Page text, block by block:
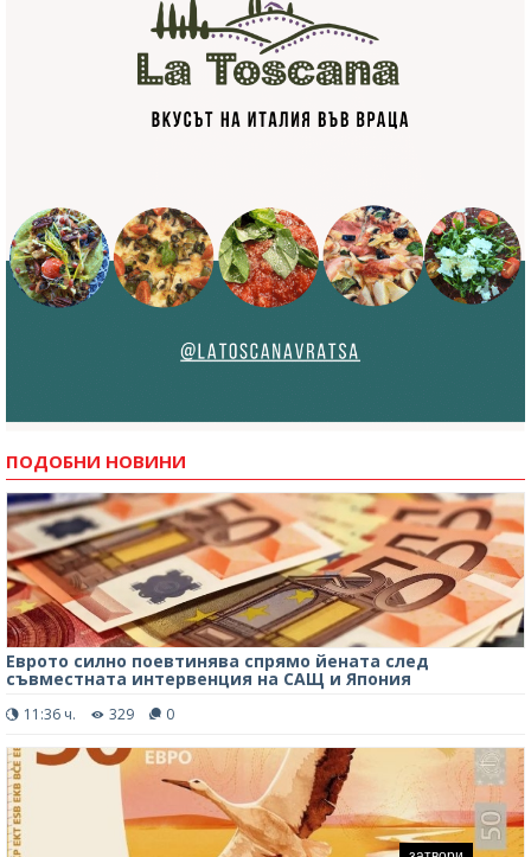
ПОДОБНИ НОВИНИ
Еврото силно поевтинява спрямо йената след
съвместната интервенция на САЩ и Япония
11:36 ч. 329 0